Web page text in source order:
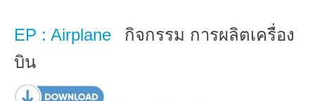
EP : Airplane
กิจกรรม การผลิตเครื่อง
บิน